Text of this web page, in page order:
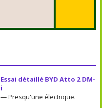
Essai détaillé BYD Atto 2 DM-
i
— Presqu'une électrique.